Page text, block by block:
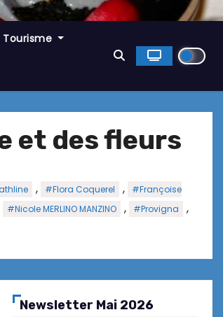
Tourisme
et des fleurs
, #Flora Coquerel ,
#Françoise
#Nicole MERLINO MANZINO , #Provigna ,
Newsletter Mai 2026